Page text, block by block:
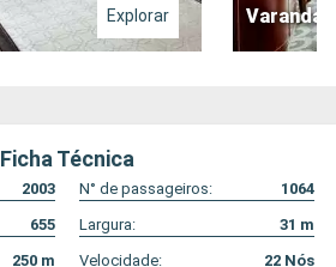
Explorar Varanda
Ficha Técnica
2003 N° de passageiros:
1064
655 Largura: 31 m
250 m Velocidade: 22 Nós